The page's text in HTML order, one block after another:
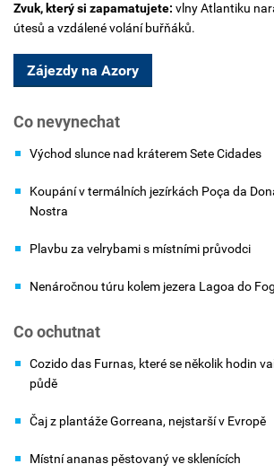
Zvuk, který si zapamatujete: vlny Atlantiku
útesů a vzdálené volání buřňáků.
Zájezdy na Azory
Co nevynechat
Východ slunce nad kráterem Sete Cidades
Koupání v termálních jezírkách Poça da
Nostra
Plavbu za velrybami s místními průvodci
Nenáročnou túru kolem jezera Lagoa do
Co ochutnat
Cozido das Furnas, které se několik hodin
půdě
Čaj z plantáže Gorreana, nejstarší v Evropě
Místní ananas pěstovaný ve sklenících